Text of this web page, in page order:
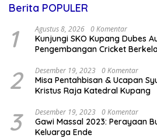
Berita POPULER
1 Agustus 8, 2026 0 Komentar
Kunjungi SKO Kupang Dubes
Pengembangan Cricket
2 Desember 19, 2023 0 Komentar
Misa Pentahbisan & Ucapan
Kristus Raja Katedral Kupang
3 Desember 19, 2023 0 Komentar
Gawi Massal 2023: Perayaan
Keluarga Ende